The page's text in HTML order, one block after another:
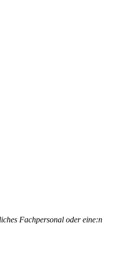
Fachpersonal oder eine:n